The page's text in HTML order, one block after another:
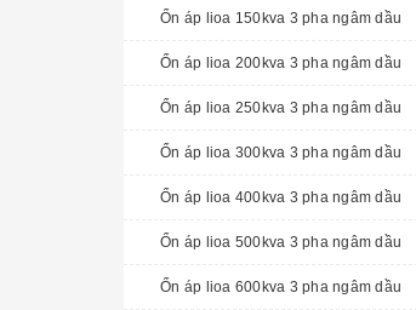
Ổn áp lioa 150kva 3 pha ngâm dầu
Ổn áp lioa 200kva 3 pha ngâm dầu
Ổn áp lioa 250kva 3 pha ngâm dầu
Ổn áp lioa 300kva 3 pha ngâm dầu
Ổn áp lioa 400kva 3 pha ngâm dầu
Ổn áp lioa 500kva 3 pha ngâm dầu
Ổn áp lioa 600kva 3 pha ngâm dầu